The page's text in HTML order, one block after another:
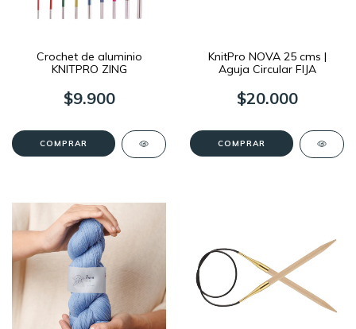
Crochet de aluminio
KNITPRO ZING
$9.900
COMPRAR
KnitPro NOVA 25 cms |
Aguja Circular FIJA
$20.000
COMPRAR